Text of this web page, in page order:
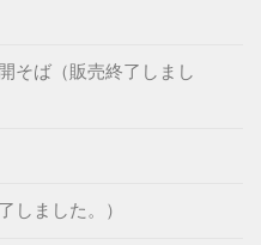
そば（販売終了しまし
しました。）